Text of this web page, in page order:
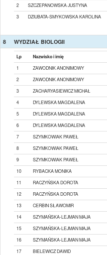
2
SZCZEPANOWSKA JUSTYNA
3
DZIUBATA-SMYKOWSKA KAROLINA
8 WYDZIAŁ BIOLOGII
Lp Nazwisko i imię
1
ZAWODNIK ANONIMOWY
2
ZAWODNIK ANONIMOWY
3
ZACHARYASIEWICZ MICHAŁ
4
DYLEWSKA MAGDALENA
5
DYLEWSKA MAGDALENA
6
DYLEWSKA MAGDALENA
7
SZYMKOWIAK PAWEŁ
8
SZYMKOWIAK PAWEŁ
9
SZYMKOWIAK PAWEŁ
10
RYBACKA MONIKA
11
RACZYŃSKA DOROTA
12
RACZYŃSKA DOROTA
13
CERBIN SŁAWOMIR
14
SZYMAŃSKA-LEJMAN MAJA
15
SZYMAŃSKA-LEJMAN MAJA
16
SZYMAŃSKA-LEJMAN MAJA
17
BIELEWICZ DAWID